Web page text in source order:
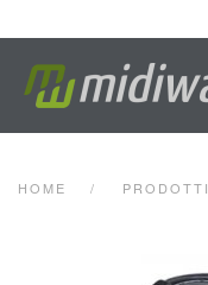
HOME PRODOTTI